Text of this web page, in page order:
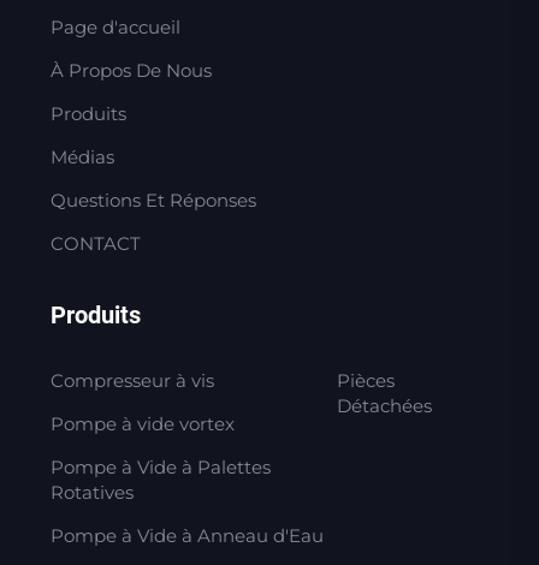
Page d'accueil
À Propos De Nous
Produits
Médias
Questions Et Réponses
CONTACT
Produits
Compresseur à vis
Pompe à vide vortex
Pompe à Vide à Palettes
Rotatives
Pompe à Vide à Anneau d'Eau
Pièces
Détachées